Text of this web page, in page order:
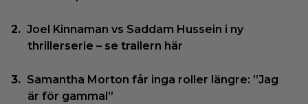
Joel Kinnaman vs Saddam Hussein i ny
thrillerserie – se trailern här
Samantha Morton får inga roller längre: ”Jag
är för gammal”